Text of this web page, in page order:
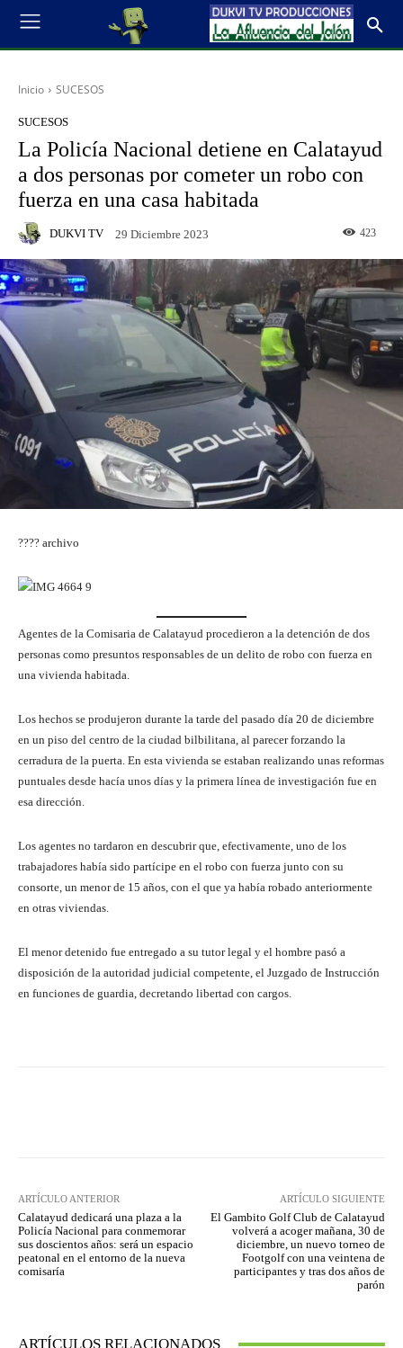
Inicio SUCESOS
SUCESOS
La Policía Nacional detiene en Calatayud
a dos personas por cometer un robo con
fuerza en una casa habitada
DUKVI TV 29 Diciembre 2023 423
???? archivo
Agentes de la Comisaria de Calatayud procedieron a la detención de dos
personas como presuntos responsables de un delito de robo con fuerza en
una vivienda habitada.
Los hechos se produjeron durante la tarde del pasado día 20 de diciembre
en un piso del centro de la ciudad bilbilitana, al parecer forzando la
cerradura de la puerta. En esta vivienda se estaban realizando unas reformas
puntuales desde hacía unos días y la primera línea de investigación fue en
esa dirección.
Los agentes no tardaron en descubrir que, efectivamente, uno de los
trabajadores había sido partícipe en el robo con fuerza junto con su
consorte, un menor de 15 años, con el que ya había robado anteriormente
en otras viviendas.
El menor detenido fue entregado a su tutor legal y el hombre pasó a
disposición de la autoridad judicial competente, el Juzgado de Instrucción
en funciones de guardia, decretando libertad con cargos.
ARTÍCULO ANTERIOR
Calatayud dedicará una plaza a la
Policía Nacional para conmemorar
sus doscientos años: será un espacio
peatonal en el entorno de la nueva
comisaría
ARTÍCULO SIGUIENTE
El Gambito Golf Club de Calatayud
volverá a acoger mañana, 30 de
diciembre, un nuevo torneo de
Footgolf con una veintena de
participantes y tras dos años de
parón
ARTÍCULOS RELACIONADOS